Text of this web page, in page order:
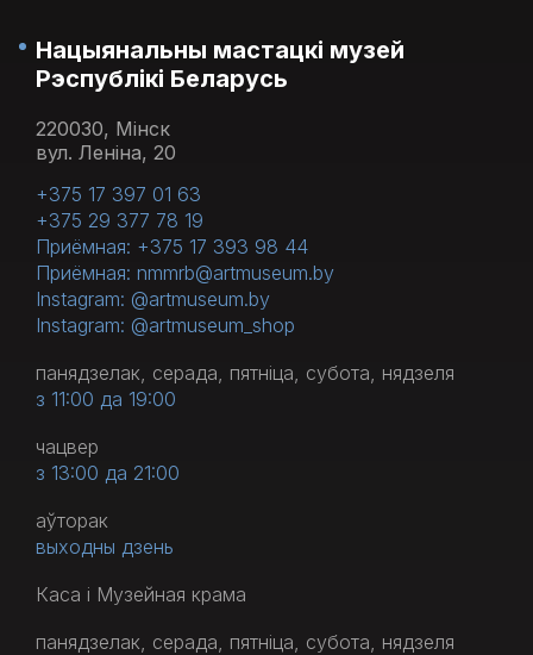
Нацыянальны мастацкі музей
Рэспублікі Беларусь
220030, Мінск
вул. Леніна, 20
+375 17 397 01 63
+375 29 377 78 19
Приёмная: +375 17 393 98 44
Приёмная: nmmrb@artmuseum.by
Instagram: @artmuseum.by
Instagram: @artmuseum_shop
панядзелак, серада, пятніца, субота, нядзеля
з 11:00 да 19:00
чацвер
з 13:00 да 21:00
аўторак
выходны дзень
Каса і Музейная крама
панядзелак, серада, пятніца, субота, нядзеля